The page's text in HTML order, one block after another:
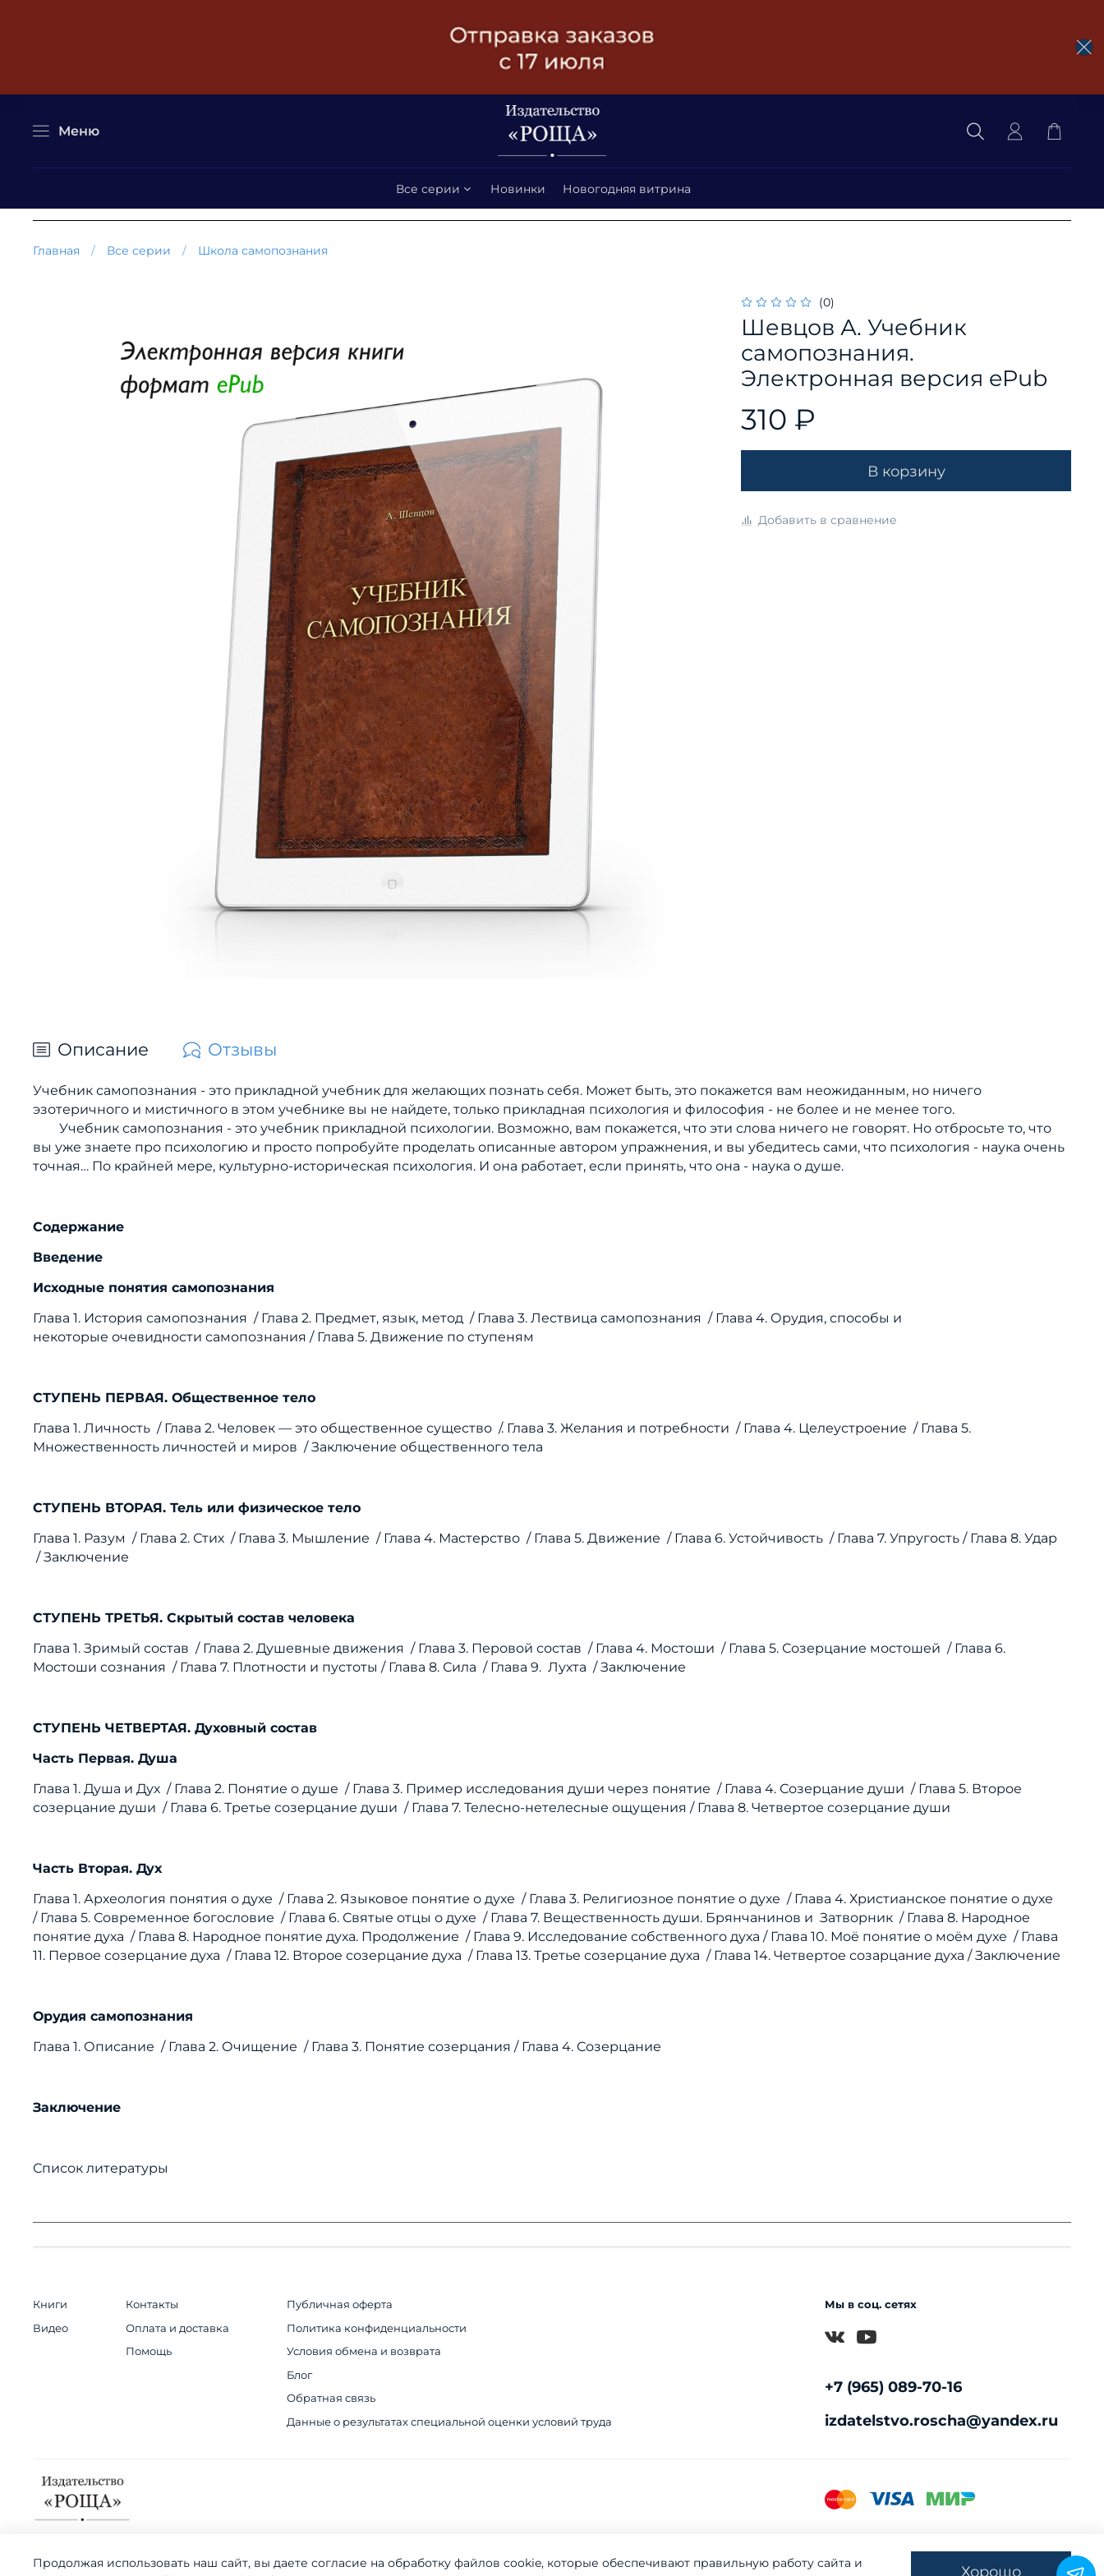
Меню
Все серии Новинки Новогодняя витрина
Главная Все серии Школа самопознания
(0)
Шевцов А. Учебник
самопознания.
Электронная версия ePub
310 ₽
В корзину
Добавить в сравнение
Описание Отзывы
Учебник самопознания - это прикладной учебник для желающих познать себя. Может быть, это покажется вам неожиданным, но ничего
эзотеричного и мистичного в этом учебнике вы не найдете, только прикладная психология и философия - не более и не менее того.
Учебник самопознания - это учебник прикладной психологии. Возможно, вам покажется, что эти слова ничего не говорят. Но отбросьте то, что
вы уже знаете про психологию и просто попробуйте проделать описанные автором упражнения, и вы убедитесь сами, что психология - наука очень
точная… По крайней мере, культурно-историческая психология. И она работает, если принять, что она - наука о душе.
Содержание
Введение
Исходные понятия самопознания
Глава 1. История самопознания / Глава 2. Предмет, язык, метод / Глава 3. Лествица самопознания / Глава 4. Орудия, способы и
некоторые очевидности самопознания / Глава 5. Движение по ступеням
СТУПЕНЬ ПЕРВАЯ. Общественное тело
Глава 1. Личность / Глава 2. Человек — это общественное существо /. Глава 3. Желания и потребности / Глава 4. Целеустроение / Глава 5.
Множественность личностей и миров /Заключение общественного тела
СТУПЕНЬ ВТОРАЯ. Тель или физическое тело
Глава 1. Разум / Глава 2. Стих / Глава 3. Мышление / Глава 4. Мастерство / Глава 5. Движение / Глава 6. Устойчивость / Глава 7. Упругость / Глава 8. Удар
/Заключение
СТУПЕНЬ ТРЕТЬЯ. Скрытый состав человека
Глава 1. Зримый состав / Глава 2. Душевные движения / Глава 3. Перовой состав / Глава 4. Мостоши / Глава 5. Созерцание мостошей / Глава 6.
Мостоши сознания / Глава 7. Плотности и пустоты / Глава 8. Сила / Глава 9. Лухта /Заключение
СТУПЕНЬ ЧЕТВЕРТАЯ. Духовный состав
Часть Первая. Душа
Глава 1. Душа и Дух / Глава 2. Понятие о душе / Глава 3. Пример исследования души через понятие / Глава 4. Созерцание души / Глава 5. Второе
созерцание души / Глава 6. Третье созерцание души / Глава 7. Телесно-нетелесные ощущения / Глава 8. Четвертое созерцание души
Часть Вторая. Дух
Глава 1. Археология понятия о духе / Глава 2. Языковое понятие о духе / Глава 3. Религиозное понятие о духе / Глава 4. Христианское понятие о духе
/ Глава 5. Современное богословие / Глава 6. Святые отцы о духе / Глава 7. Вещественность души. Брянчанинов и Затворник / Глава 8. Народное
понятие духа / Глава 8. Народное понятие духа. Продолжение / Глава 9. Исследование собственного духа / Глава 10. Моё понятие о моём духе / Глава
11. Первое созерцание духа / Глава 12. Второе созерцание духа / Глава 13. Третье созерцание духа / Глава 14. Четвертое созарцание духа /Заключение
Орудия самопознания
Глава 1. Описание / Глава 2. Очищение / Глава 3. Понятие созерцания / Глава 4. Созерцание
Заключение
Список литературы
Книги
Видео
Контакты
Оплата и доставка
Помощь
Публичная оферта
Политика конфиденциальности
Условия обмена и возврата
Блог
Обратная связь
Данные о результатах специальной оценки условий труда
Мы в соц. сетях
+7 (965) 089-70-16
izdatelstvo.roscha@yandex.ru
© 2018-2026 Издательство "Роща"
Продолжая использовать наш сайт, вы даете согласие на обработку файлов cookie, которые обеспечивают правильную работу сайта и
Хорошо